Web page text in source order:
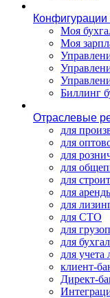
Моя
Моя
Биллинг
Отраслевые
для
для
для
для
для
для
для
для СТО
для
для
для
клиент-
Директ-